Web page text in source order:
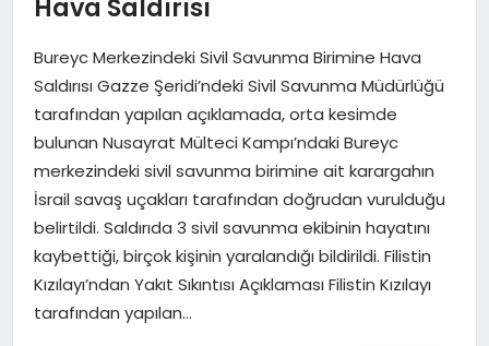
MAGAZIN
SAĞLIK
SPOR
TEKNOLOJI
YAŞAM
Hava Saldırısı
Bureyc Merkezindeki Sivil Savunma Birimine Hava
Saldırısı Gazze Şeridi’ndeki Sivil Savunma Müdürlüğü
tarafından yapılan açıklamada, orta kesimde
bulunan Nusayrat Mülteci Kampı’ndaki Bureyc
merkezindeki sivil savunma birimine ait karargahın
İsrail savaş uçakları tarafından doğrudan vurulduğu
belirtildi. Saldırıda 3 sivil savunma ekibinin hayatını
kaybettiği, birçok kişinin yaralandığı bildirildi. Filistin
Kızılayı’ndan Yakıt Sıkıntısı Açıklaması Filistin Kızılayı
tarafından yapılan…